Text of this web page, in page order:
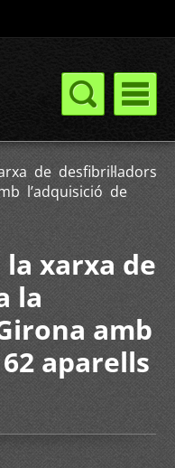
de desfibril·ladors
l’adquisició de
xarxa de
la
amb
aparells